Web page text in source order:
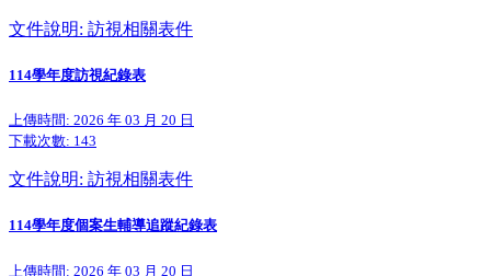
文件說明: 訪視相關表件
114學年度訪視紀錄表
上傳時間: 2026 年 03 月 20 日
下載次數: 143
文件說明: 訪視相關表件
114學年度個案生輔導追蹤紀錄表
上傳時間: 2026 年 03 月 20 日